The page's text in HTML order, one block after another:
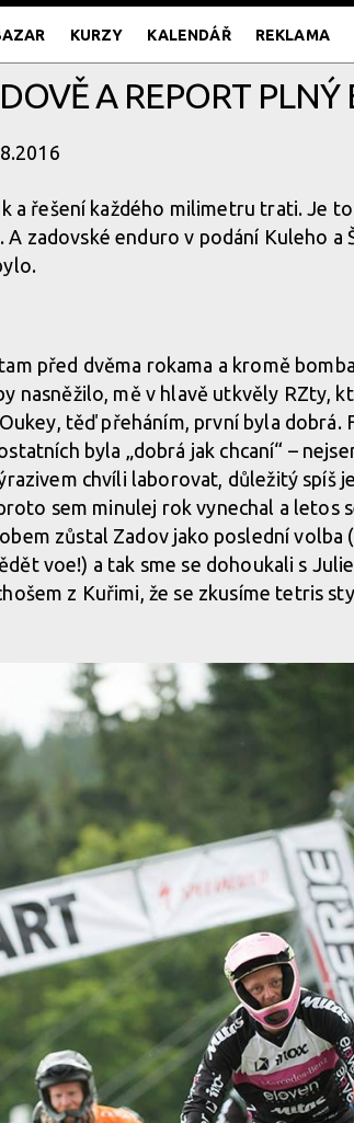
KURZY KALENDÁŘ REKLAMA
A REPORT
a řešení každého milimetru trati. Je
zadovské enduro v podání Kuleho a
před dvěma rokama a kromě
nasněžilo, mě v hlavě utkvěly RZty,
těď přeháním, první byla dobrá.
byla „dobrá jak chcaní“ –
chvíli laborovat, důležitý spíš
sem minulej rok vynechal a letos
zůstal Zadov jako poslední volba
voe!) a tak sme se dohoukali s
z Kuřimi, že se zkusíme tetris